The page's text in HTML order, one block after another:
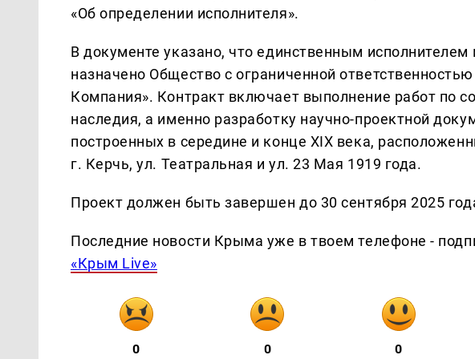
«Об определении исполнителя».
В документе указано, что единственным исполнителем
назначено Общество с ограниченной
Компания». Контракт включает выполнение работ по
наследия, а именно разработку научно-проектной
построенных в середине и конце XIX века,
г. Керчь, ул. Театральная и ул. 23 Мая 1919 года.
Проект должен быть завершен до 30 сентября 2025
Последние новости Крыма уже в твоем телефоне -
«Крым Live»
0 0 0